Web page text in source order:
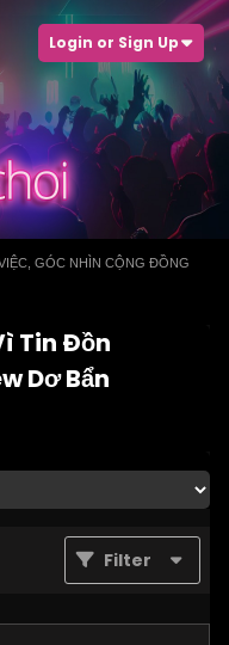
Login or Sign Up
GÓC NHÌN CỘNG ĐỒNG
Tin Đồn
Dơ Bẩn
Filter